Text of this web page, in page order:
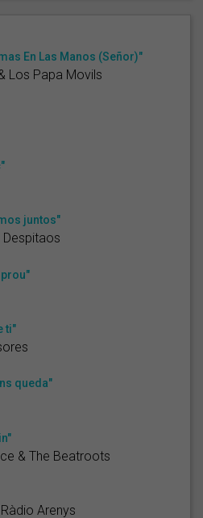
En Las Manos (Señor)"
Los Papa Movils
juntos"
Despitaos
ti"
queda"
& The Beatroots
Arenys